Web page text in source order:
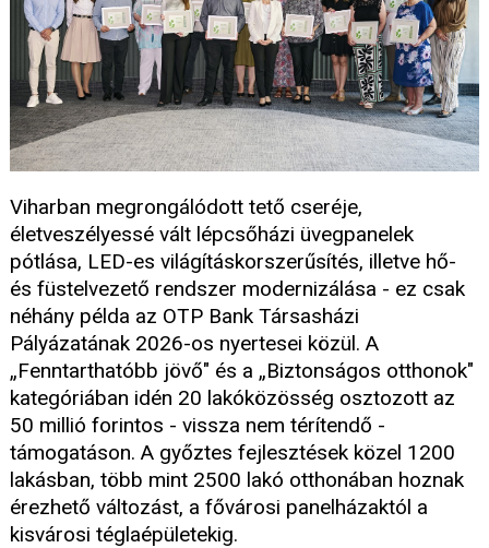
Viharban megrongálódott tető cseréje,
életveszélyessé vált lépcsőházi üvegpanelek
pótlása, LED-es világításkorszerűsítés, illetve hő-
és füstelvezető rendszer modernizálása - ez csak
néhány példa az OTP Bank Társasházi
Pályázatának 2026-os nyertesei közül. A
„Fenntarthatóbb jövő" és a „Biztonságos otthonok"
kategóriában idén 20 lakóközösség osztozott az
50 millió forintos - vissza nem térítendő -
támogatáson. A győztes fejlesztések közel 1200
lakásban, több mint 2500 lakó otthonában hoznak
érezhető változást, a fővárosi panelházaktól a
kisvárosi téglaépületekig.